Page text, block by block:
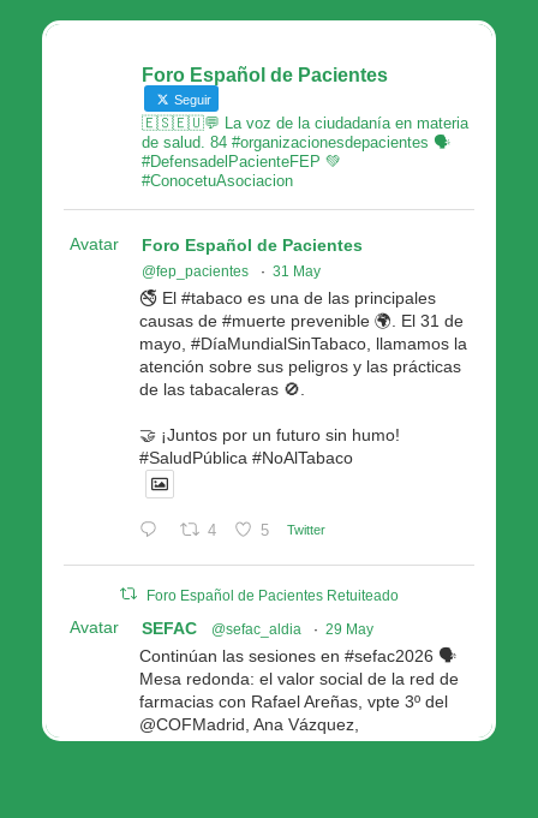
Foro Español de Pacientes
Seguir
🇪🇸🇪🇺💬 La voz de la ciudadanía en materia
de salud. 84 #organizacionesdepacientes 🗣
#DefensadelPacienteFEP 💚
#ConocetuAsociacion
Avatar Foro Español de Pacientes
@fep_pacientes · 31 May
🚭 El #tabaco es una de las principales
causas de #muerte prevenible 🌍. El 31 de
mayo, #DíaMundialSinTabaco, llamamos la
atención sobre sus peligros y las prácticas
de las tabacaleras 🚫.
🤝 ¡Juntos por un futuro sin humo!
#SaludPública #NoAlTabaco
4 5 Twitter
Foro Español de Pacientes Retuiteado
Avatar SEFAC @sefac_aldia · 29 May
Continúan las sesiones en #sefac2026 🗣️
Mesa redonda: el valor social de la red de
farmacias con Rafael Areñas, vpte 3º del
@COFMadrid, Ana Vázquez,
@fep_pacientes Galicia, Antón Acevedo, d